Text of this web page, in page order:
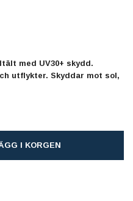
med UV30+ skydd.
utflykter. Skyddar mot sol,
I KORGEN